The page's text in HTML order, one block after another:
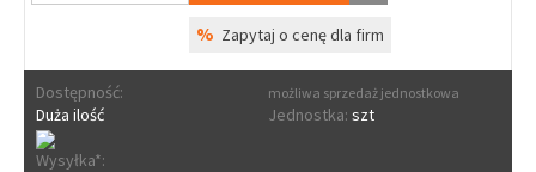
% Zapytaj o cenę dla firm
Dostępność:
Duża ilość
możliwa sprzedaż jednostkowa
Jednostka: szt
Wysyłka*: